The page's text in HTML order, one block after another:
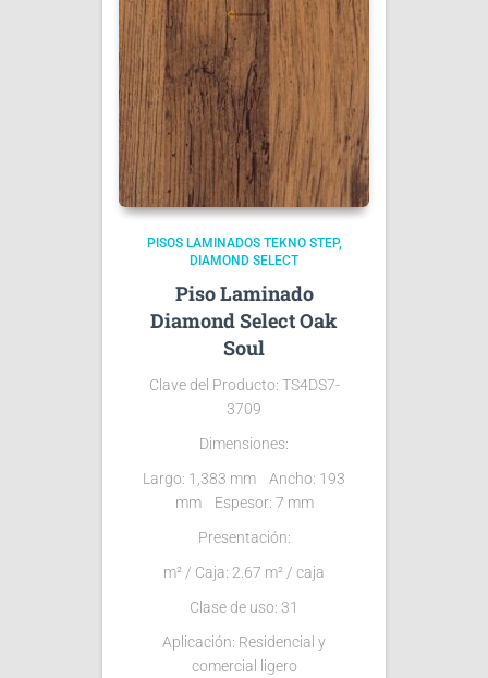
PISOS LAMINADOS TEKNO STEP
DIAMOND SELECT
Piso Laminado
Diamond Select Oak
Soul
Clave del Producto: TS4DS7-
3709
Dimensiones:
Largo: 1,383 mm Ancho: 193
mm Espesor: 7 mm
Presentación:
m² / Caja: 2.67 m² / caja
Clase de uso: 31
Aplicación: Residencial y
comercial ligero